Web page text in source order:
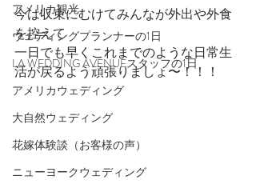
アメリカ観光
ウェディングプランナーの1日
LA WEDDING AVENUEスタッフの1日
アメリカウェディング
大自然ウェディング
花嫁体験談（お客様の声）
ニューヨークウェディング
今は収束にむけてみんなが外出や外食
を控えて
一日でも早くこれまでのような日常生
活が戻るよう頑張りましょ〜！！！